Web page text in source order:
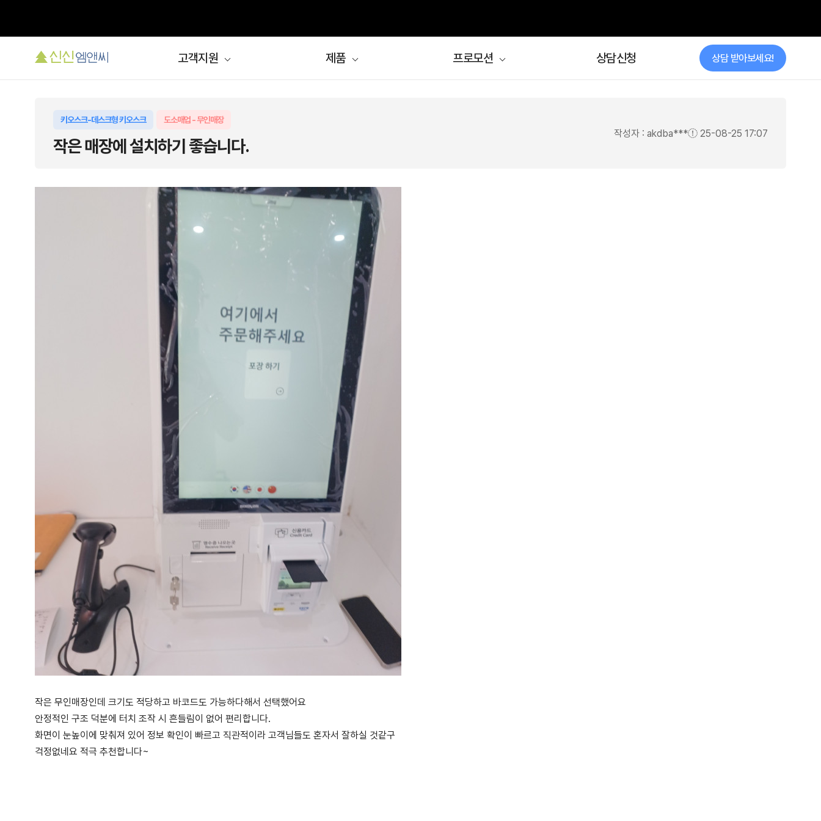
고객지원 제품 프로모션 상담신청 상담 받아보세요!
키오스크-데스크형 키오스크 도소매업 - 무인매장
작은 매장에 설치하기 좋습니다.
작성자 : akdba*** 25-08-25 17:07
작은 무인매장인데 크기도 적당하고 바코드도 가능하다해서 선택했어요
안정적인 구조 덕분에 터치 조작 시 흔들림이 없어 편리합니다.
화면이 눈높이에 맞춰져 있어 정보 확인이 빠르고 직관적이라 고객님들도 혼자서 잘하실 것같구
걱정없네요 적극 추천합니다~